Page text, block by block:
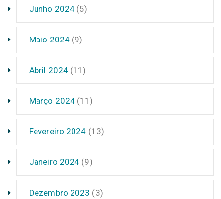
Junho 2024 (5)
Maio 2024(9)
Abril 2024 (11)
Março 2024 (11)
Fevereiro 2024 (13)
Janeiro 2024 (9)
Dezembro 2023 (3)